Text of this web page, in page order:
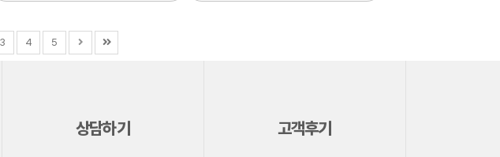
3 4 5
상담하기 고객후기